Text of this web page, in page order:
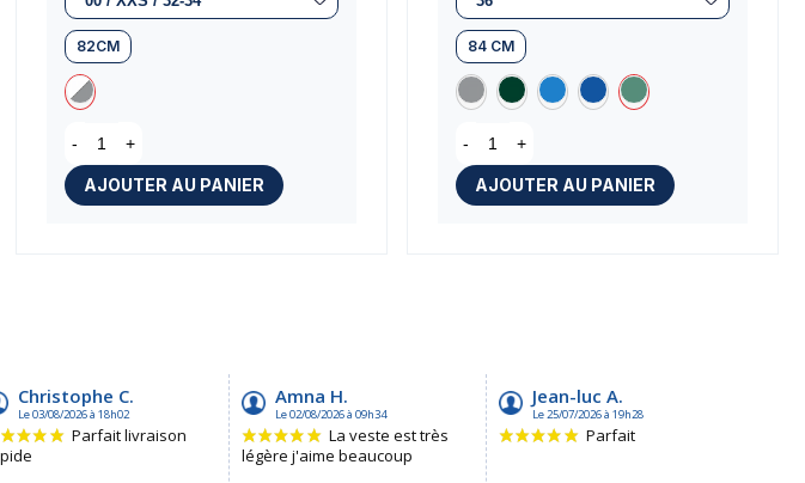
82CM
- +
AJOUTER AU PANIER
84 CM
- +
AJOUTER AU PANIER